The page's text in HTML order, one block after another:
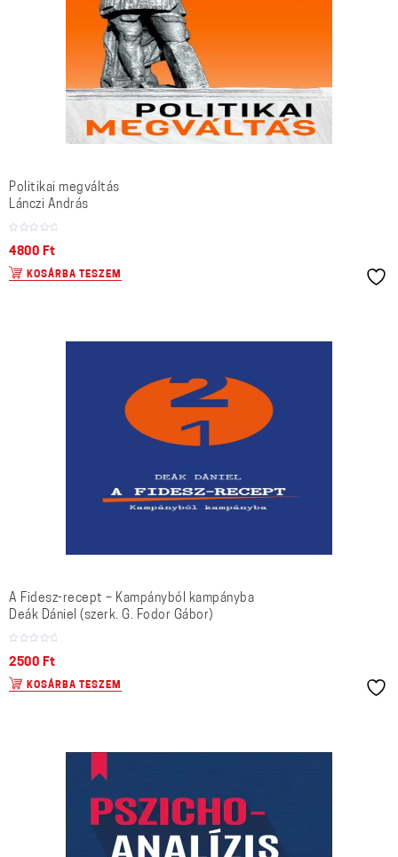
Politikai megváltás
Lánczi András
4800 Ft
KOSÁRBA TESZEM
A Fidesz-recept – Kampányból kampányba
Deák Dániel (szerk. G. Fodor Gábor)
2500 Ft
KOSÁRBA TESZEM